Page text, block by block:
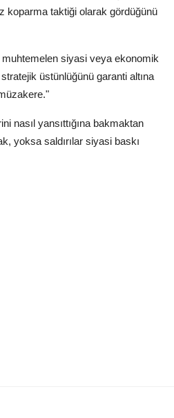
koparma taktiği olarak gördüğünü
siyasi veya ekonomik
üstünlüğünü garanti altına
nasıl yansıttığına bakmaktan
yoksa saldırılar siyasi baskı